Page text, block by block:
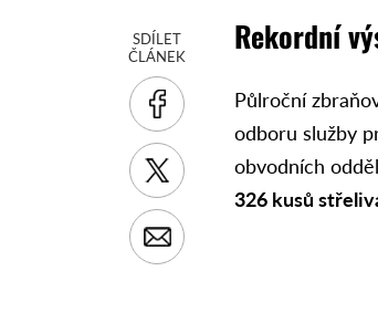
SDÍLET
ČLÁNEK
Rekordní
Půlroční
odboru služby
obvodních
326 kusů